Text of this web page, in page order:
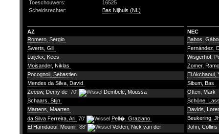
Toeschouwers:
16525
Scheidsrechter:
Bas Nijhuis (NL)
AZ
NEC
Romero, Sergio
Swerts, Gill
Luijckx, Kees
Moisander, Niklas
Pocognoli, Sebastien
Mendes da Silva, David
Zeeuw, Demy de 70'
Dembele, Moussa
Schaars, Stijn
Martens, Maarten
da Silva Ferreira, Ari 70'
Pell�, Graziano
El Hamdaoui, Mounir 88' Velden, Nick van der
Babos,
Fernández,
Wisgerhof,
Zomer,
El Akchaoui,
Sibum, Bas
Otten, Mark
Schöne,
Davids,
Beukering,
John, Collins